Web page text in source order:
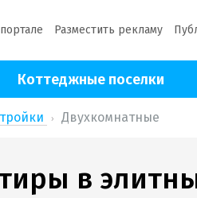
Разместить рекламу
Коттеджные поселки
Двухкомнатные
в